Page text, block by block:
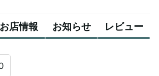
お店情報 お知らせ レビュー